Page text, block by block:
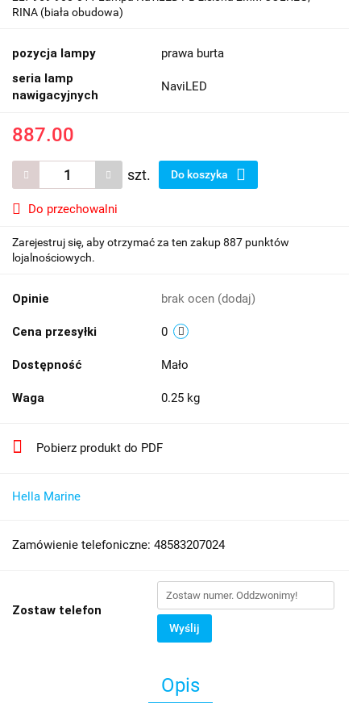
RINA (biała obudowa)
pozycja lampy
prawa burta
seria lamp
nawigacyjnych
NaviLED
887.00
szt. Do koszyka
Do przechowalni
Zarejestruj się, aby otrzymać za ten zakup 887 punktów
lojalnościowych.
Opinie brak ocen (dodaj)
Cena przesyłki 0
Dostępność Mało
Waga 0.25 kg
Pobierz produkt do PDF
Hella Marine
Zamówienie telefoniczne: 48583207024
Zostaw telefon
Wyślij
Opis